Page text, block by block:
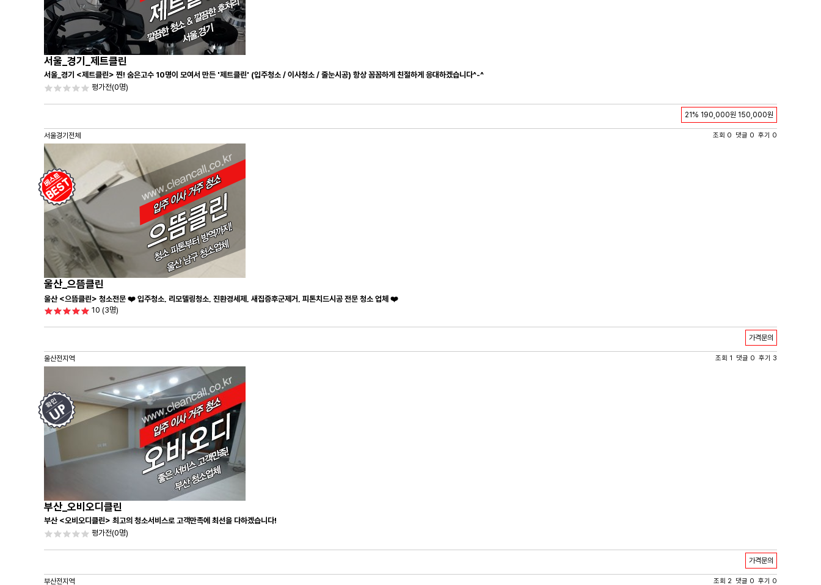
서울_경기_제트클린
서울_경기 <제트클린> 찐! 숨은고수 10명이 모여서 만든 '제트클린' (입주청소 / 이사청소 / 줄눈시공) 항상 꼼꼼하게 친절하게 응대하겠습니다^-^
평가전(0명)
21% 190,000원 150,000원
서울경기전체 조회 0 댓글 0 후기 0
울산_으뜸클린
울산 <으뜸클린> 청소전문 ❤️ 입주청소, 리모델링청소, 진환경세제, 새집증후군제거, 피톤치드시공 전문 청소 업체 ❤️
10 (3명)
가격문의
울산전지역 조회 1 댓글 0 후기 3
부산_오비오디클린
부산 <오비오디클린> 최고의 청소서비스로 고객만족에 최선을 다하겠습니다!
평가전(0명)
가격문의
부산전지역 조회 2 댓글 0 후기 0